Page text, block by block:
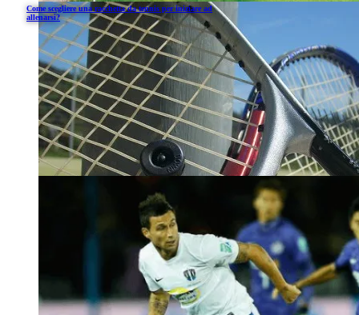
Come scegliere una racchetta da tennis per iniziare ad
allenarsi?